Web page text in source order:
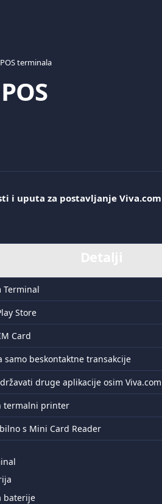
terminala
i uputa za postavljanje
Terminal
Store
Card
samo beskontaktne transakcije
druge aplikacije osim
termalni printer
s Mini Card Reader
baterije